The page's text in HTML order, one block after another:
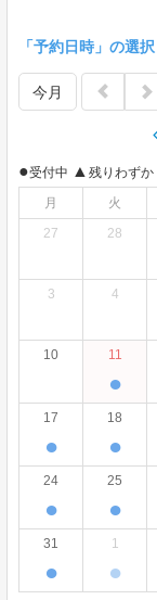
「予約日時」の選択
今月
●受付中 ▲ 残りわずか
月
火
27
28
3 4
10 11
●
17
●
18
●
24
●
25
●
31
●
1
●